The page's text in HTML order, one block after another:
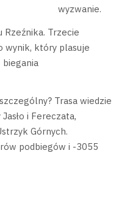
wyzwanie.
Rzeźnika. Trzecie
wynik, który plasuje
Trasa wiedzie
i Fereczata,
Górnych.
podbiegów i -3055